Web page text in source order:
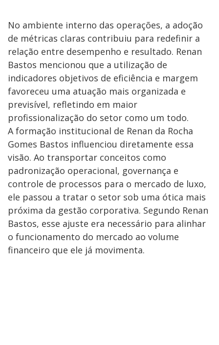
No ambiente interno das operações, a adoção
de métricas claras contribuiu para redefinir a
relação entre desempenho e resultado. Renan
Bastos mencionou que a utilização de
indicadores objetivos de eficiência e margem
favoreceu uma atuação mais organizada e
previsível, refletindo em maior
profissionalização do setor como um todo.
A formação institucional de Renan da Rocha
Gomes Bastos influenciou diretamente essa
visão. Ao transportar conceitos como
padronização operacional, governança e
controle de processos para o mercado de luxo,
ele passou a tratar o setor sob uma ótica mais
próxima da gestão corporativa. Segundo Renan
Bastos, esse ajuste era necessário para alinhar
o funcionamento do mercado ao volume
financeiro que ele já movimenta.